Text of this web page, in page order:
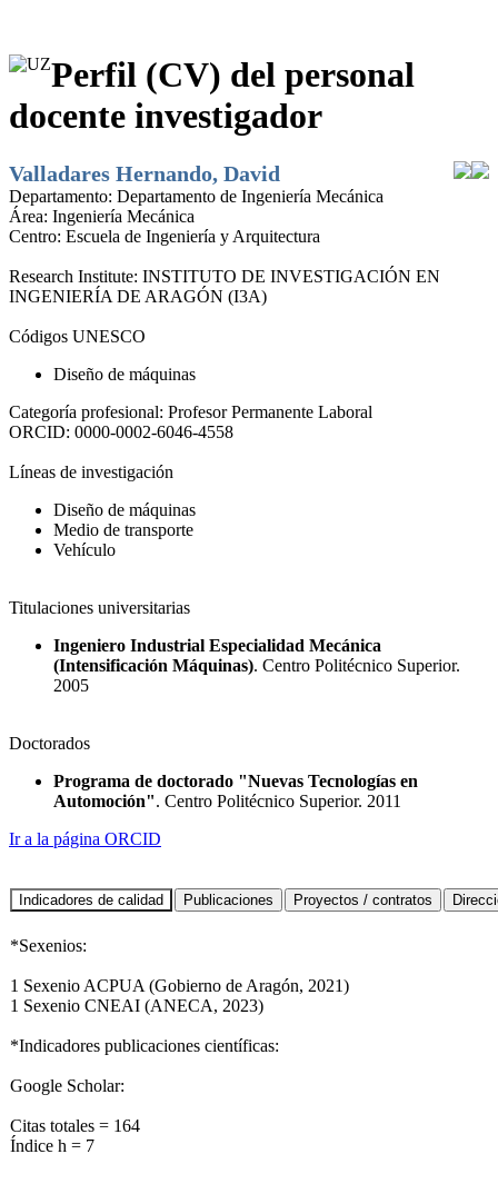
Perfil (CV) del personal
docente investigador
Valladares Hernando, David
Departamento: Departamento de Ingeniería Mecánica
Área: Ingeniería Mecánica
Centro: Escuela de Ingeniería y Arquitectura
Research Institute: INSTITUTO DE INVESTIGACIÓN EN
INGENIERÍA DE ARAGÓN (I3A)
Códigos UNESCO
Diseño de máquinas
Categoría profesional: Profesor Permanente Laboral
ORCID: 0000-0002-6046-4558
Líneas de investigación
Diseño de máquinas
Medio de transporte
Vehículo
Titulaciones universitarias
Ingeniero Industrial Especialidad Mecánica
(Intensificación Máquinas). Centro Politécnico Superior.
2005
Doctorados
Programa de doctorado "Nuevas Tecnologías en
Automoción". Centro Politécnico Superior. 2011
Ir a la página ORCID
*Sexenios:
1 Sexenio ACPUA (Gobierno de Aragón, 2021)
1 Sexenio CNEAI (ANECA, 2023)
*Indicadores publicaciones científicas:
Google Scholar:
Citas totales = 164
Índice h = 7